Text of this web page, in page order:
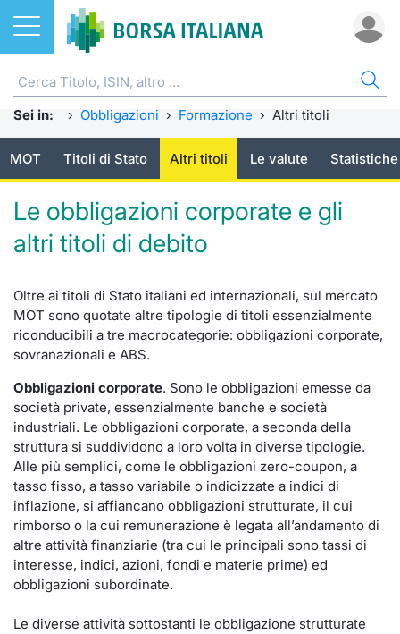
Sei in: › Obbligazioni › Formazione › Altri titoli
MOT Titoli di Stato Altri titoli Le valute Statistiche
Le obbligazioni corporate e gli
altri titoli di debito
Oltre ai titoli di Stato italiani ed internazionali, sul mercato
MOT sono quotate altre tipologie di titoli essenzialmente
riconducibili a tre macrocategorie: obbligazioni corporate,
sovranazionali e ABS.
Obbligazioni corporate. Sono le obbligazioni emesse da
società private, essenzialmente banche e società
industriali. Le obbligazioni corporate, a seconda della
struttura si suddividono a loro volta in diverse tipologie.
Alle più semplici, come le obbligazioni zero-coupon, a
tasso fisso, a tasso variabile o indicizzate a indici di
inflazione, si affiancano obbligazioni strutturate, il cui
rimborso o la cui remunerazione è legata all’andamento di
altre attività finanziarie (tra cui le principali sono tassi di
interesse, indici, azioni, fondi e materie prime) ed
obbligazioni subordinate.
Le diverse attività sottostanti le obbligazione strutturate
Cerca
Mercati
Indici
Rialzi e
Listed
ETF
ETF
Tutti gli
RFQ
Market
Per
ETC e ETN Tutti gli
Per
Market
Per
Fondi Fondi
Fondi
Derivati
Futures
Futures
Futures
Futures
BTP
BONO
CW e Certificati
Market
Obbligazioni
OBBLIGAZIONI
Home
Tutti gli Strumenti
MOT
Euronext Access Milan
EuroTLX
Green e Social Bond
Come quotare le obbligazioni
KID/PRIIPs
Listing Sponsor Euronext Access
Milan
Segmento ESG
Mercato Fixed Income
BTP
Finanza Sostenibile
Eventi
Notizie
Notizie e Formazione
Avvisi
Chi siamo
Borsa
Ufficio
Servizi
Storia
Servizi
Dati di
Analisi